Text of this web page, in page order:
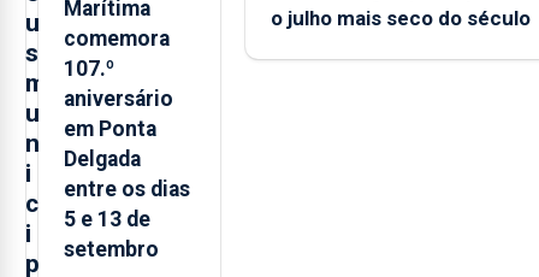
u
s
m
u
n
i
c
i
p
Marítima
comemora
107.º
aniversário
em Ponta
Delgada
entre os dias
5 e 13 de
setembro
o julho mais seco do século